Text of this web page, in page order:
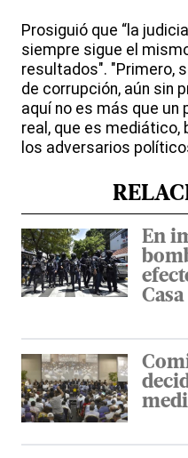
Prosiguió que “la
siempre sigue el
resultados". "Primero,
de corrupción, aún sin
aquí no es más que
real, que es
los adversarios
En